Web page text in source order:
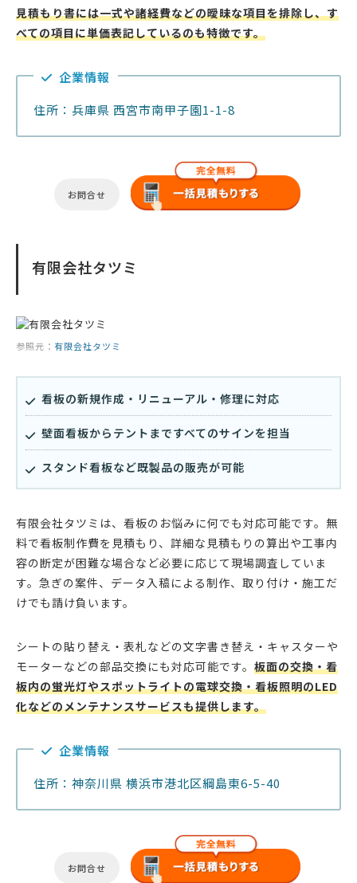
見積もり書には一式や諸経費などの曖昧な項目を排除し、す
べての項目に単価表記しているのも特徴です。
企業情報
住所：兵庫県 西宮市南甲子園1-1-8
お問合せ
有限会社タツミ
参照元： 有限会社タツミ
看板の新規作成・リニューアル・修理に対応
壁面看板からテントまですべてのサインを担当
スタンド看板など既製品の販売が可能
有限会社タツミは、看板のお悩みに何でも対応可能です。無
料で看板制作費を見積もり、詳細な見積もりの算出や工事内
容の断定が困難な場合など必要に応じて現場調査していま
す。急ぎの案件、データ入稿による制作、取り付け・施工だ
けでも請け負います。
シートの貼り替え・表札などの文字書き替え・キャスターや
モーターなどの部品交換にも対応可能です。 板面の交換・看
板内の蛍光灯やスポットライトの電球交換・看板照明のLED
化などのメンテナンスサービスも提供します。
企業情報
住所：神奈川県 横浜市港北区綱島東6-5-40
お問合せ